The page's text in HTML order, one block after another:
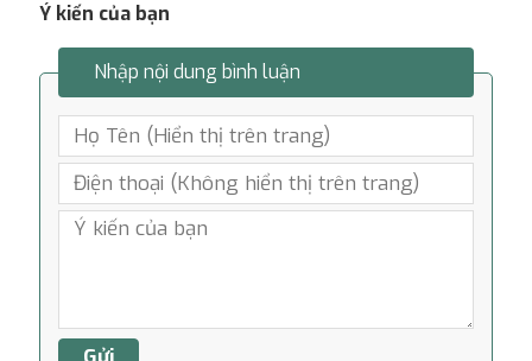
Ý kiến của bạn
Nhập nội dung bình luận